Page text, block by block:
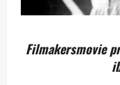
Filmakersmovie